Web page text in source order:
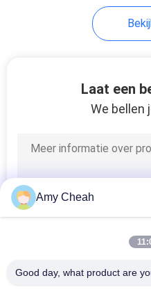
Laat een
We bellen
Amy Cheah
Good day, what product are